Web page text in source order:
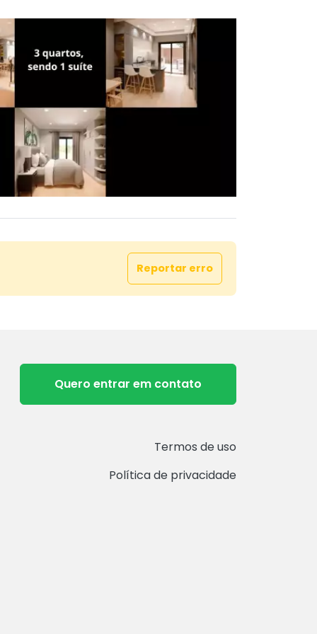
Reportar erro
Quero entrar em contato
Termos de uso
Política de privacidade